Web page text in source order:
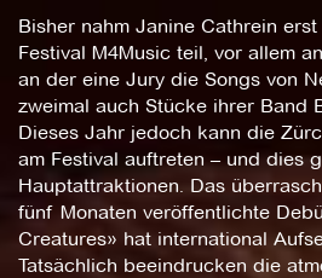
Bisher nahm Janine Cathrein
Festival M4Music teil, vor allem
an der eine Jury die Songs von
zweimal auch Stücke ihrer Band
Dieses Jahr jedoch kann die
am Festival auftreten – und dies
Hauptattraktionen. Das
fünf Monaten veröffentlichte
Creatures» hat international
Tatsächlich beeindrucken die